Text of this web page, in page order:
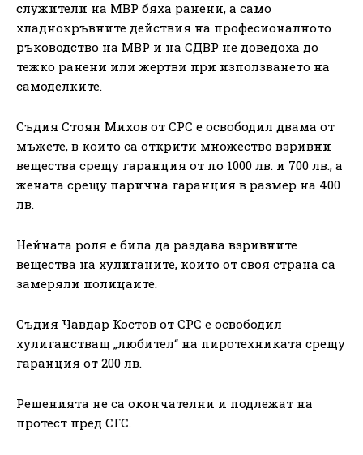
служители на МВР бяха ранени, а само
хладнокръвните действия на професионалното
ръководство на МВР и на СДВР не доведоха до
тежко ранени или жертви при използването на
самоделките.
Съдия Стоян Михов от СРС е освободил двама от
мъжете, в които са открити множество взривни
вещества срещу гаранция от по 1000 лв. и 700 лв., а
жената срещу парична гаранция в размер на 400
лв.
Нейната роля е била да раздава взривните
вещества на хулиганите, които от своя страна са
замеряли полицаите.
Съдия Чавдар Костов от СРС е освободил
хулиганстващ „любител“ на пиротехниката срещу
гаранция от 200 лв.
Решенията не са окончателни и подлежат на
протест пред СГС.